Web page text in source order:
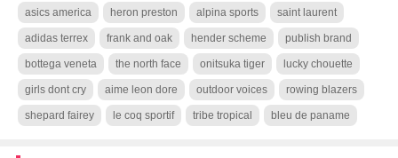
asics america heron preston alpina sports saint laurent
adidas terrex frank and oak hender scheme publish brand
bottega veneta the north face onitsuka tiger lucky chouette
girls dont cry aime leon dore outdoor voices rowing blazers
shepard fairey le coq sportif tribe tropical bleu de paname